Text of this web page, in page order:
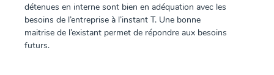
détenues en interne sont bien en adéquation avec les
besoins de l’entreprise à l’instant T. Une bonne
maitrise de l’existant permet de répondre aux besoins
futurs.